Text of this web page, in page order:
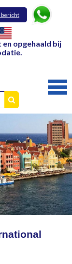
bericht
opgehaald bij